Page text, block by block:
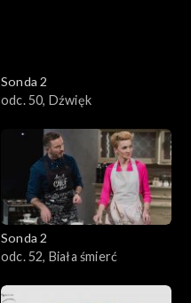
Sonda 2
odc. 50, Dźwięk
Sonda 2
odc. 52, Biała śmierć